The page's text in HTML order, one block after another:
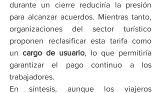
durante un cierre reduciría la presión
para alcanzar acuerdos. Mientras tanto,
organizaciones del sector turístico
proponen reclasificar esta tarifa como
un cargo de usuario, lo que permitiría
garantizar el pago continuo a los
trabajadores.
En síntesis, aunque los viajeros